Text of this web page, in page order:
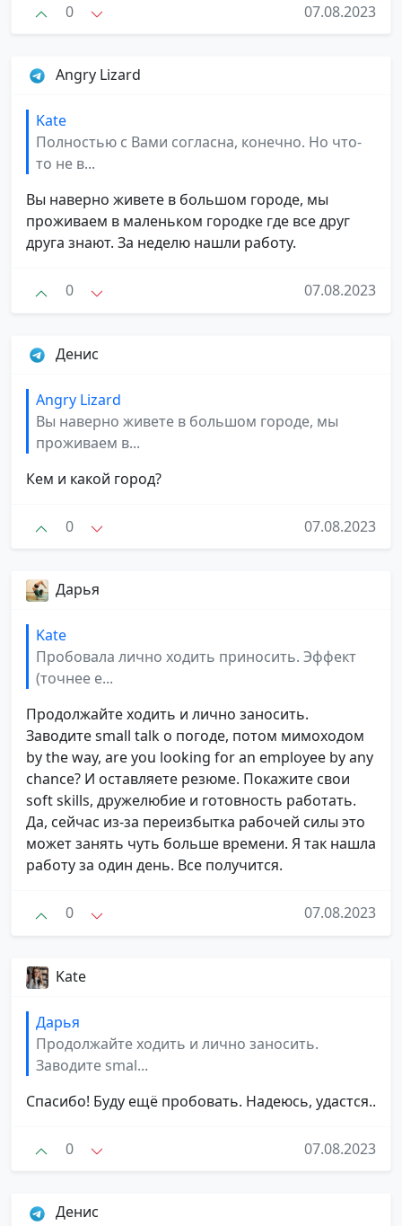
0 07.08.2023
Angry Lizard
Kate
Полностью с Вами согласна, конечно. Но что-
то не в...
Вы наверно живете в большом городе, мы
проживаем в маленьком городке где все друг
друга знают. За неделю нашли работу.
0 07.08.2023
Денис
Angry Lizard
Вы наверно живете в большом городе, мы
проживаем в...
Кем и какой город?
0 07.08.2023
Дарья
Kate
Пробовала лично ходить приносить. Эффект
(точнее е...
Продолжайте ходить и лично заносить.
Заводите small talk о погоде, потом мимоходом
by the way, are you looking for an employee by any
chance? И оставляете резюме. Покажите свои
soft skills, дружелюбие и готовность работать.
Да, сейчас из-за переизбытка рабочей силы это
может занять чуть больше времени. Я так нашла
работу за один день. Все получится.
0 07.08.2023
Kate
Дарья
Продолжайте ходить и лично заносить.
Заводите smal...
Спасибо! Буду ещё пробовать. Надеюсь, удастся..
0 07.08.2023
Денис